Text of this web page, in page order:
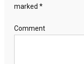
marked *
Comment